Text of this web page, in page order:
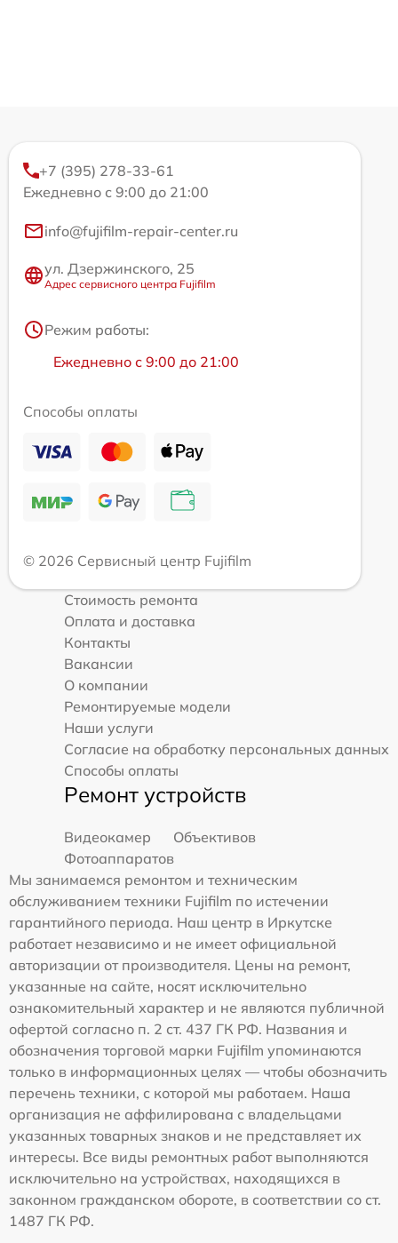
+7 (395) 278-33-61
Ежедневно с 9:00 до 21:00
info@fujifilm-repair-center.ru
ул. Дзержинского, 25
Адрес сервисного центра Fujifilm
Режим работы:
Ежедневно с 9:00 до 21:00
Способы оплаты
© 2026 Сервисный центр Fujifilm
Стоимость ремонта
Оплата и доставка
Контакты
Вакансии
О компании
Ремонтируемые модели
Наши услуги
Согласие на обработку персональных данных
Способы оплаты
Ремонт устройств
Видеокамер
Объективов
Фотоаппаратов
Мы занимаемся ремонтом и техническим
обслуживанием техники Fujifilm по истечении
гарантийного периода. Наш центр в Иркутске
работает независимо и не имеет официальной
авторизации от производителя. Цены на ремонт,
указанные на сайте, носят исключительно
ознакомительный характер и не являются публичной
офертой согласно п. 2 ст. 437 ГК РФ. Названия и
обозначения торговой марки Fujifilm упоминаются
только в информационных целях — чтобы обозначить
перечень техники, с которой мы работаем. Наша
организация не аффилирована с владельцами
указанных товарных знаков и не представляет их
интересы. Все виды ремонтных работ выполняются
исключительно на устройствах, находящихся в
законном гражданском обороте, в соответствии со ст.
1487 ГК РФ.